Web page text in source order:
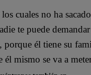
cuales no ha
te puede
porque él tiene su
mismo se va a